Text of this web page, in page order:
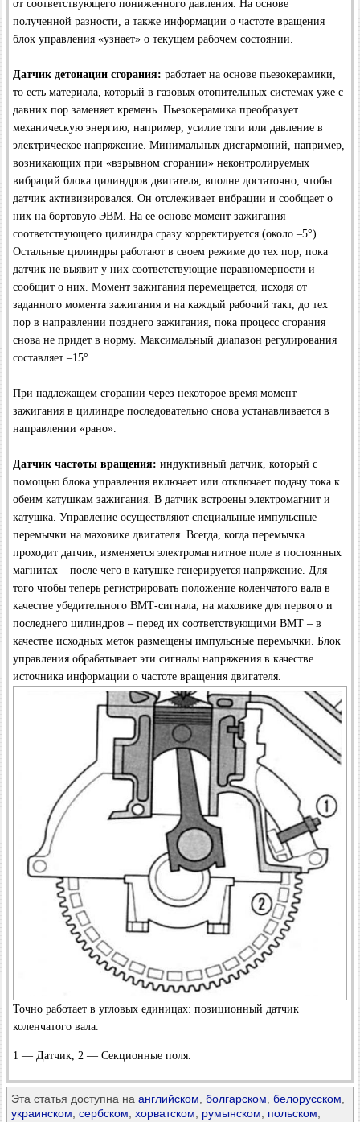
от соответствующего пониженного давления. На основе
полученной разности, а также информации о частоте вращения
блок управления «узнает» о текущем рабочем состоянии.
Датчик детонации сгорания: работает на основе пьезокерамики,
то есть материала, который в газовых отопительных системах уже с
давних пор заменяет кремень. Пьезокерамика преобразует
механическую энергию, например, усилие тяги или давление в
электрическое напряжение. Минимальных дисгармоний, например,
возникающих при «взрывном сгорании» неконтролируемых
вибраций блока цилиндров двигателя, вполне достаточно, чтобы
датчик активизировался. Он отслеживает вибрации и сообщает о
них на бортовую ЭВМ. На ее основе момент зажигания
соответствующего цилиндра сразу корректируется (около –5°).
Остальные цилиндры работают в своем режиме до тех пор, пока
датчик не выявит у них соответствующие неравномерности и
сообщит о них. Момент зажигания перемещается, исходя от
заданного момента зажигания и на каждый рабочий такт, до тех
пор в направлении позднего зажигания, пока процесс сгорания
снова не придет в норму. Максимальный диапазон регулирования
составляет –15°.
При надлежащем сгорании через некоторое время момент
зажигания в цилиндре последовательно снова устанавливается в
направлении «рано».
Датчик частоты вращения: индуктивный датчик, который с
помощью блока управления включает или отключает подачу тока к
обеим катушкам зажигания. В датчик встроены электромагнит и
катушка. Управление осуществляют специальные импульсные
перемычки на маховике двигателя. Всегда, когда перемычка
проходит датчик, изменяется электромагнитное поле в постоянных
магнитах – после чего в катушке генерируется напряжение. Для
того чтобы теперь регистрировать положение коленчатого вала в
качестве убедительного ВМТ-сигнала, на маховике для первого и
последнего цилиндров – перед их соответствующими ВМТ – в
качестве исходных меток размещены импульсные перемычки. Блок
управления обрабатывает эти сигналы напряжения в качестве
источника информации о частоте вращения двигателя.
Точно работает в угловых единицах: позиционный датчик
коленчатого вала.
1 — Датчик, 2 — Секционные поля.
Эта статья доступна на английском болгарском белорусском
украинском сербском хорватском румынском польском